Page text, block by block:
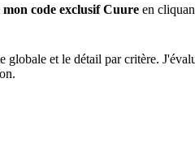
mon code exclusif Cuure en
et le détail par critère.